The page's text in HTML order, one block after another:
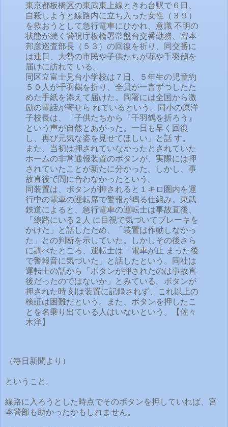
東京都板橋区の東武東上線ときわ台駅で６日、
自殺しようと線路内に立ち入った女性（３９）
を救おうとして急行電車にひかれ、意識 不明の
状態が続く警視庁板橋署常盤台交番勤務、宮本
邦彦巡査部長（５３）の回復を祈り、同交番に
は連日、大勢の市民や子供たちが花や千羽鶴を
届けに訪れて いる。
同区立富士見台小学校は７日、５年生の児童約
５０人が千羽鶴を折り、全員が一言ずつしたた
めた手紙を添えて届けた。同署には全国から激
励の電話が寄せら れているという。同小の原洋
子校長は、「子供たちから『千羽鶴を折ろう』
という声が自然とあがった。一日も早く回復
し、再び元気な姿を見せてほしい」と話 す。
また、当初は押されていなかったとされていた
ホームの非常通報装置のボタンが、実際には押
されていたことが新たに分かった。しかし、事
故直後で間に合わなかったという。
同装置は、ボタンが押されると１キロ圏内を運
行中の電車の運転席で警報が鳴る仕組み。東武
鉄道によると、急行電車の運転士は事故直後、
「線路にいる２人 に目視で気づいてブレーキを
かけた」と話したため、「装置は作動しなかっ
た」との判断を示していた。しかしその後さら
に調べたところ、運転士は「電車が止 まった後
で警報音に気づいた」と話したという。同社は
運転士の話から「ボタンが押されたのは事故直
後だったのではないか」とみている。ボタンが
押された時 刻は装置に記録されず、これ以上の
検証は困難だという。また、ボタンを押したこ
とを名乗り出ている人はいないという。【佐々
木洋】
（毎日新聞より）
ということ。
線路に入ろうとした時点でそのボタンを押していれば、宮
本警部も助かったかもしれません。